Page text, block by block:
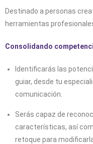
Destinado a personas
herramientas
Consolidando
Identificarás las
guiar, desde tu
comunicación.
Serás capaz de
características, así
retoque para